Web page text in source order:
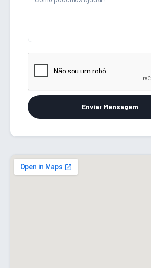
Enviar Mensagem